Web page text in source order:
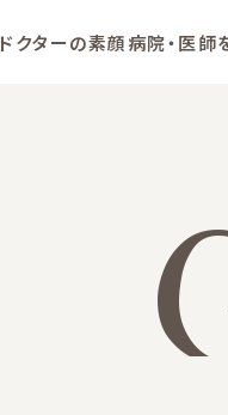
ドクターの素顔病院・医師